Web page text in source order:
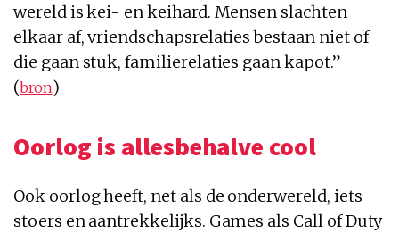
wereld is kei- en keihard. Mensen slachten
elkaar af, vriendschapsrelaties bestaan niet of
die gaan stuk, familierelaties gaan kapot.”
(bron)
Oorlog is allesbehalve cool
Ook oorlog heeft, net als de onderwereld, iets
stoers en aantrekkelijks. Games als Call of Duty